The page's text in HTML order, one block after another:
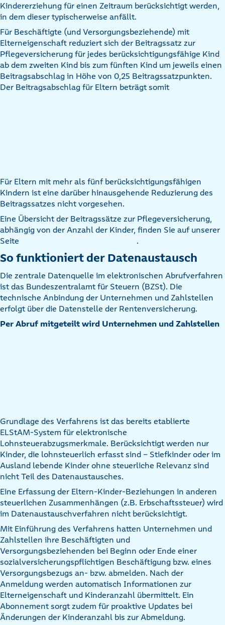
Kindererziehung für einen Zeitraum berücksichtigt werden,
in dem dieser typischerweise anfällt.
Für Beschäftigte (und Versorgungsbeziehende) mit
Elterneigenschaft reduziert sich der Beitragssatz zur
Pflegeversicherung für jedes berücksichtigungsfähige Kind
ab dem zweiten Kind bis zum fünften Kind um jeweils einen
Beitragsabschlag in Höhe von 0,25 Beitragssatzpunkten.
Der Beitragsabschlag für Eltern beträgt somit
Für Eltern mit mehr als fünf berücksichtigungsfähigen
Kindern ist eine darüber hinausgehende Reduzierung des
Beitragssatzes nicht vorgesehen.
Eine Übersicht der Beitragssätze zur Pflegeversicherung,
abhängig von der Anzahl der Kinder, finden Sie auf unserer
Seite
.
So funktioniert der Datenaustausch
Die zentrale Datenquelle im elektronischen Abrufverfahren
ist das Bundeszentralamt für Steuern (BZSt). Die
technische Anbindung der Unternehmen und Zahlstellen
erfolgt über die Datenstelle der Rentenversicherung.
Per Abruf mitgeteilt wird Unternehmen und Zahlstellen
Grundlage des Verfahrens ist das bereits etablierte
ELStAM-System für elektronische
Lohnsteuerabzugsmerkmale. Berücksichtigt werden nur
Kinder, die lohnsteuerlich erfasst sind – Stiefkinder oder im
Ausland lebende Kinder ohne steuerliche Relevanz sind
nicht Teil des Datenaustausches.
Eine Erfassung der Eltern-Kinder-Beziehungen in anderen
steuerlichen Zusammenhängen (z.B. Erbschaftssteuer) wird
im Datenaustauschverfahren nicht berücksichtigt.
Mit Einführung des Verfahrens hatten Unternehmen und
Zahlstellen ihre Beschäftigten und
Versorgungsbeziehenden bei Beginn oder Ende einer
sozialversicherungspflichtigen Beschäftigung bzw. eines
Versorgungsbezugs an- bzw. abmelden. Nach der
Anmeldung werden automatisch Informationen zur
Elterneigenschaft und Kinderanzahl übermittelt. Ein
Abonnement sorgt zudem für proaktive Updates bei
Änderungen der Kinderanzahl bis zur Abmeldung.